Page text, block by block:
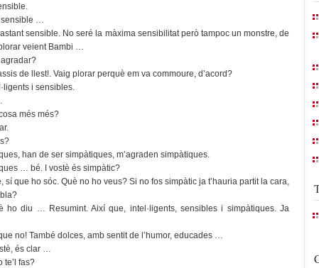
sensible …
sensible. No seré la màxima sensibilitat però tampoc un monstre, de
veient Bambi …
de llest!. Vaig plorar perquè em va commoure, d’acord?
i sensibles.
més més?
han de ser simpàtiques, m’agraden simpàtiques.
… bé. I vostè és simpàtic?
sí que ho sóc. Què no ho veus? Si no fos simpàtic ja t’hauria partit la cara,
ho diu … Resumint. Així que, intel·ligents, sensibles i simpàtiques. Ja
no! També dolces, amb sentit de l’humor, educades …
és clar …
te’l fas?